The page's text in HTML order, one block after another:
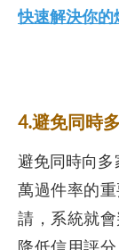
快速解決你的
4.避免同時
避免同時向
萬過件率的
請，系統就